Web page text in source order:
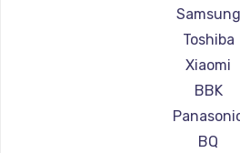
Ремонт
Ремонт
Ремонт
Ремонт
Ремонт
Ремонт
Samsung
Toshiba
Xiaomi
BBK
BQ